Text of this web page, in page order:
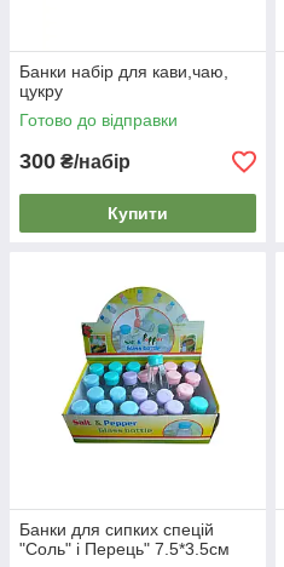
Банки набір для кави,чаю,
цукру
Готово до відправки
300 ₴/набір
Купити
Банки для сипких спецій
"Соль" і Перець" 7.5*3.5см